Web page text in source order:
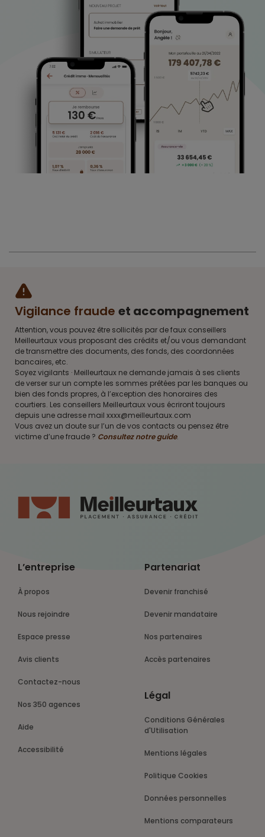
Vigilance fraude et accompagnement
Attention, vous pouvez être sollicités par de faux conseillers
Meilleurtaux vous proposant des crédits et/ou vous demandant
de transmettre des documents, des fonds, des coordonnées
bancaires, etc.
Soyez vigilants · Meilleurtaux ne demande jamais à ses clients
de verser sur un compte les sommes prêtées par les banques ou
bien des fonds propres, à l’exception des honoraires des
courtiers. Les conseillers Meilleurtaux vous écriront toujours
depuis une adresse mail xxxx@meilleurtaux.com
Vous avez un doute sur l’un de vos contacts ou pensez être
victime d’une fraude ? Consultez notre guide.
L’entreprise
À propos
Nous rejoindre
Espace presse
Avis clients
Contactez-nous
Nos 350 agences
Aide
Accessibilité
Partenariat
Devenir franchisé
Devenir mandataire
Nos partenaires
Accès partenaires
Légal
Conditions Générales
d'Utilisation
Mentions légales
Politique Cookies
Données personnelles
Mentions comparateurs